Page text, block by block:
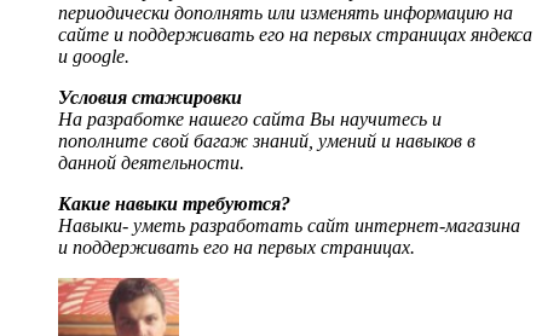
периодически дополнять или изменять информацию на
сайте и поддерживать его на первых страницах яндекса
и google.
Условия стажировки
На разработке нашего сайта Вы научитесь и
пополните свой багаж знаний, умений и навыков в
данной деятельности.
Какие навыки требуются?
Навыки- уметь разработать сайт интернет-магазина
и поддерживать его на первых страницах.